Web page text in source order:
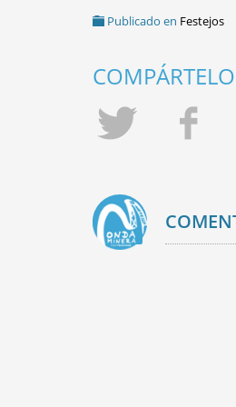
Publicado en Festejos